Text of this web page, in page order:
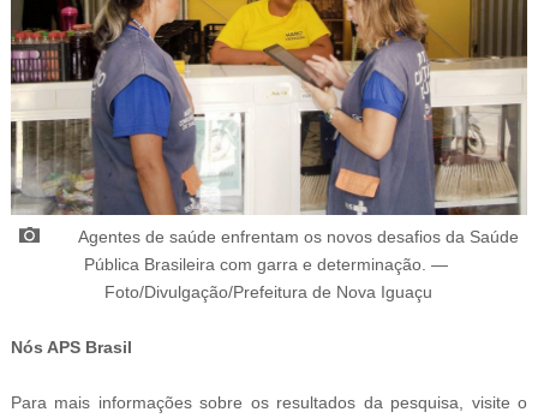
Agentes de saúde enfrentam os novos desafios da Saúde
Pública Brasileira com garra e determinação.—
Foto/Divulgação/Prefeitura de Nova Iguaçu
Nós APS Brasil
Para mais informações sobre os resultados da pesquisa, visite o